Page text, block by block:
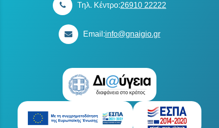
Τηλ. Κέντρο:26910 22222
Email:info@gnaigio.gr